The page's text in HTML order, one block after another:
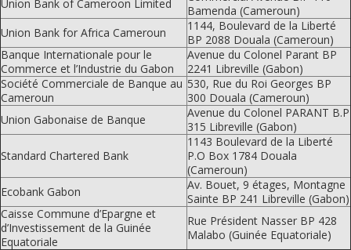
Union Bank of Cameroon Limited
Bamenda (Cameroun)
Union Bank for Africa Cameroun
1144, Boulevard de la Liberté
BP 2088 Douala (Cameroun)
Banque Internationale pour le
Commerce et l’Industrie du Gabon
Avenue du Colonel Parant BP
2241 Libreville (Gabon)
Société Commerciale de Banque au
Cameroun
530, Rue du Roi Georges BP
300 Douala (Cameroun)
Union Gabonaise de Banque
Avenue du Colonel PARANT B.P
315 Libreville (Gabon)
Standard Chartered Bank
1143 Boulevard de la Liberté
P.O Box 1784 Douala
(Cameroun)
Ecobank Gabon
Av. Bouet, 9 étages, Montagne
Sainte BP 241 Libreville (Gabon)
Caisse Commune d’Epargne et
d’Investissement de la Guinée
Equatoriale
Rue Président Nasser BP 428
Malabo (Guinée Equatoriale)